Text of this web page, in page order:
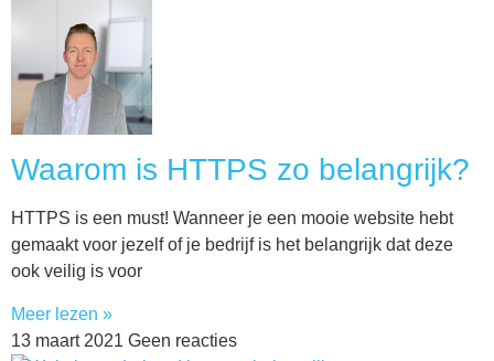
Waarom is HTTPS zo belangrijk?
HTTPS is een must! Wanneer je een mooie website hebt
gemaakt voor jezelf of je bedrijf is het belangrijk dat deze
ook veilig is voor
Meer lezen »
13 maart 2021 Geen reacties